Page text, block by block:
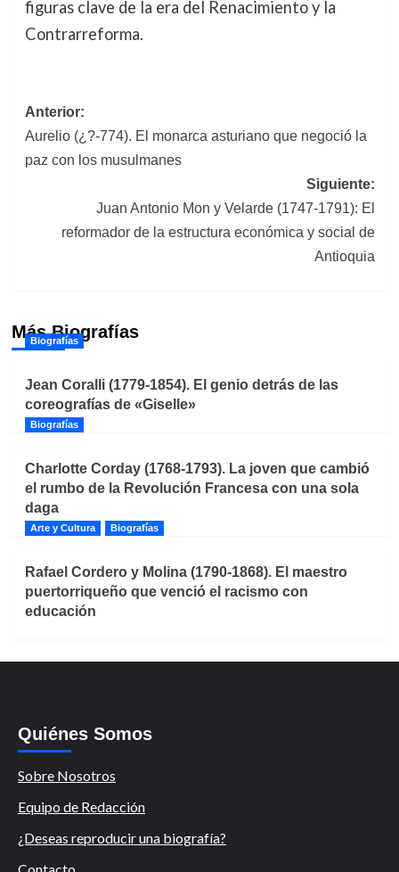
figuras clave de la era del Renacimiento y la
Contrarreforma.
Navegación
de
entradas
Anterior:
Aurelio (¿?-774). El monarca asturiano que negoció la
paz con los musulmanes
Siguiente:
Juan Antonio Mon y Velarde (1747-1791): El
reformador de la estructura económica y social de
Antioquia
Más Biografías
Biografías
Jean Coralli (1779-1854). El genio detrás de las
coreografías de «Giselle»
Biografías
Charlotte Corday (1768-1793). La joven que cambió
el rumbo de la Revolución Francesa con una sola
daga
Arte y Cultura Biografías
Rafael Cordero y Molina (1790-1868). El maestro
puertorriqueño que venció el racismo con
educación
Quiénes Somos
Sobre Nosotros
Equipo de Redacción
¿Deseas reproducir una biografía?
Contacto